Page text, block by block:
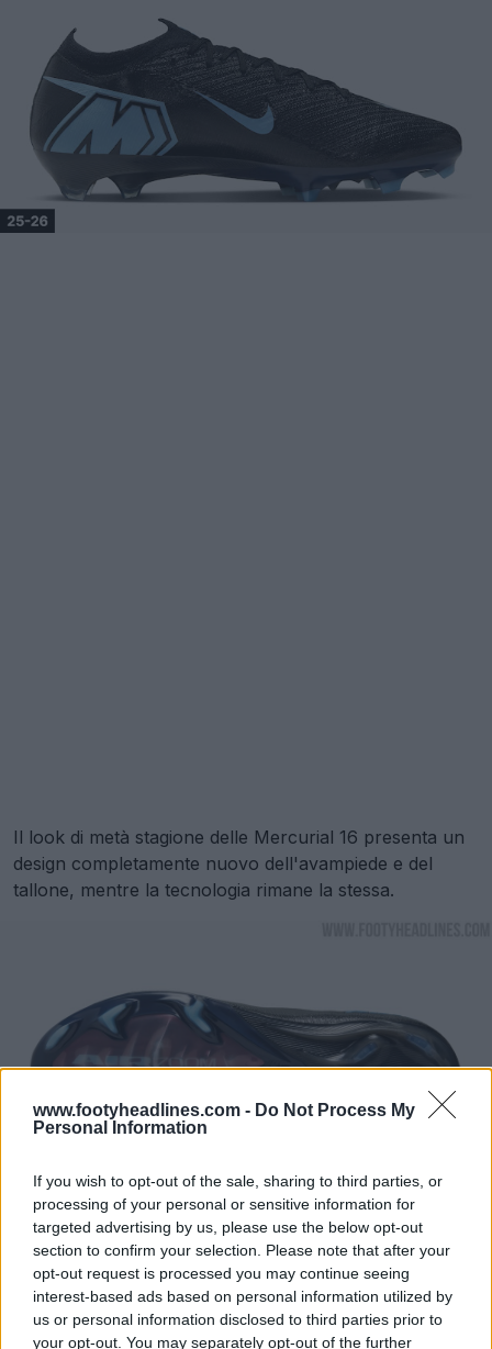
www.footyheadlines.com - Do Not Process My
Personal Information
If you wish to opt-out of the sale, sharing to third parties, or
processing of your personal or sensitive information for
targeted advertising by us, please use the below opt-out
section to confirm your selection. Please note that after your
opt-out request is processed you may continue seeing
interest-based ads based on personal information utilized by
us or personal information disclosed to third parties prior to
your opt-out. You may separately opt-out of the further
Il look di metà stagione delle Mercurial 16 presenta un
design completamente nuovo dell'avampiede e del
tallone, mentre la tecnologia rimane la stessa.